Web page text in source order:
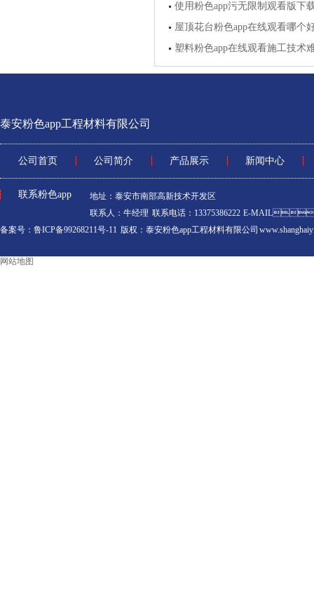
使用粉色app污无限制观看版下
屋顶花台粉色app在线观看哪个
塑料粉色app在线观看施工技术
泰安粉色app工程材料有限公司
公司首页 公司简介 产品展示 新闻中心
联系粉色app
地址：泰安市南部高新技术开发区
联系人：牛经理 联系电话：13375386222 E-
备案号：鲁ICP备99268211号-11 版权：泰安粉色app工程材料有限公司
网站地图